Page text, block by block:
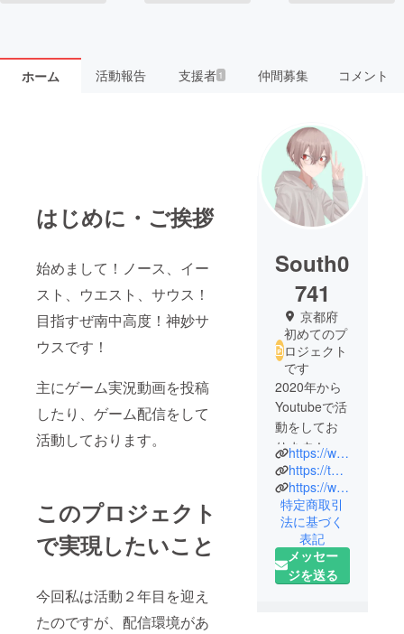
ホーム 活動報告 支援者 1 仲間募集 コメント
はじめに・ご挨拶
始めまして！ノース、イー
スト、ウエスト、サウス！
目指すぜ南中高度！神妙サ
ウスです！
主にゲーム実況動画を投稿
したり、ゲーム配信をして
活動しております。
このプロジェクト
で実現したいこと
今回私は活動２年目を迎え
たのですが、配信環境があ
South0
741
京都府
初めてのプ
ロジェクト
です
2020年から
Youtubeで活
動をしてお
ります！
【神妙サウ
ス】という
ものです！
現在私は、
チャンネル
登録者が２
００人の実
https://www.youtube.com/channel/UCq89RJiUBGmZ6asVU5FYiDg
https://twitter.com/South0741
https://www.twitch.tv/south0741
特定商取引
法に基づく
表記
メッセー
ジを送る